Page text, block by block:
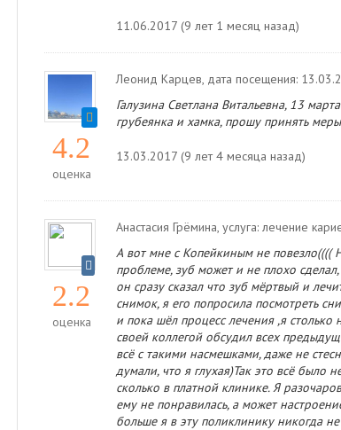
11.06.2017 (9 лет 1 месяц назад)
4.2
оценка
Леонид Карцев, дата посещения:
Галузина Светлана Витальевна, 13
грубеянка и хамка, прошу принять меры
13.03.2017 (9 лет 4 месяца назад)
2.2
оценка
Анастасия Грёмина, услуга: лечение
А вот мне с Копейкиным не повезло((((
проблеме, зуб может и не плохо
он сразу сказал что зуб мёртвый и
снимок, я его попросила посмотреть
и пока шёл процесс лечения ,я столько
своей коллегой обсудил всех
всё с такими насмешками, даже не
думали, что я глухая)Так это всё было
сколько в платной клинике. Я
ему не понравилась, а может
больше я в эту поликлинику никогда